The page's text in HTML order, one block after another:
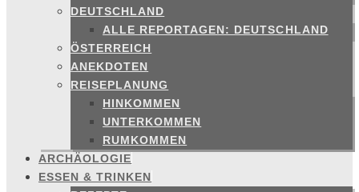
DEUTSCHLAND
ALLE REPORTAGEN: DEUTSCHLAND
ÖSTERREICH
ANEKDOTEN
REISEPLANUNG
HINKOMMEN
UNTERKOMMEN
RUMKOMMEN
ARCHÄOLOGIE
ESSEN & TRINKEN